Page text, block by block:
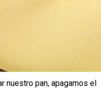
nuestro pan, apagamos el